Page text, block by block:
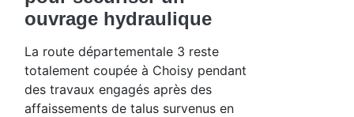
ouvrage hydraulique
La route départementale 3 reste
totalement coupée à Choisy pendant
des travaux engagés après des
affaissements de talus survenus en